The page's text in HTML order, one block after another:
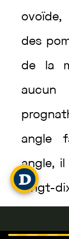
ovoïde
des
de la
angle
angle, il
vingt-